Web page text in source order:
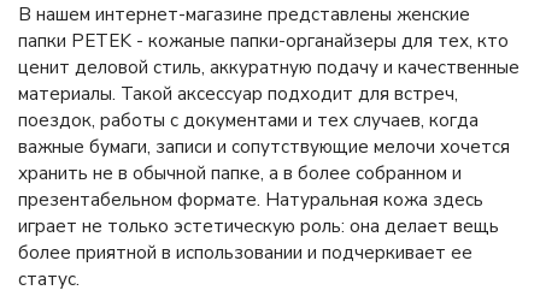
В нашем интернет-магазине представлены женские
папки PETEK - кожаные папки-органайзеры для тех, кто
ценит деловой стиль, аккуратную подачу и качественные
материалы. Такой аксессуар подходит для встреч,
поездок, работы с документами и тех случаев, когда
важные бумаги, записи и сопутствующие мелочи хочется
хранить не в обычной папке, а в более собранном и
презентабельном формате. Натуральная кожа здесь
играет не только эстетическую роль: она делает вещь
более приятной в использовании и подчеркивает ее
статус.